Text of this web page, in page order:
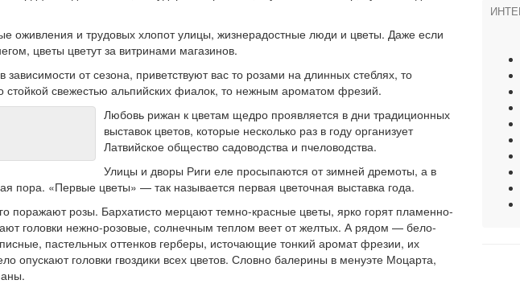
оживления и трудовых хлопот улицы, жизнерадостные люди и цветы. Даже если
цветы цветут за витринами магазинов.
от сезона, приветствуют вас то розами на длинных стеблях, то
стойкой свежестью альпийских фиалок, то нежным ароматом фрезий.
Любовь рижан к цветам щедро проявляется в дни традиционных
выставок цветов, которые несколько раз в году организует
Латвийское общество садоводства и пчеловодства.
Улицы и дворы Риги еле просыпаются от зимней дремоты, а в
пора. «Первые цветы» — так называется первая цветочная выставка года.
поражают розы. Бархатисто мерцают темно-красные цветы, ярко горят пламенно-
головки нежно-розовые, солнечным теплом веет от желтых. А рядом — бело-
пастельных оттенков герберы, источающие тонкий аромат фрезии, их
опускают головки гвоздики всех цветов. Словно балерины в менуэте Моцарта,